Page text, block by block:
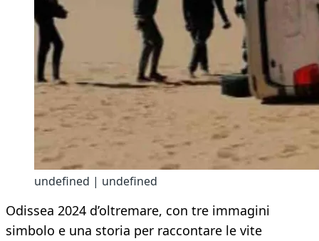
undefined | undefined
Odissea 2024 d’oltremare, con tre immagini
simbolo e una storia per raccontare le vite